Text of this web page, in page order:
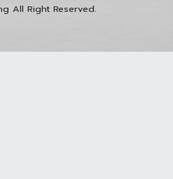
All Right Reserved.